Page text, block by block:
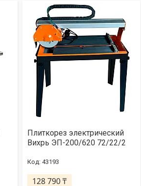
Плиткорез электрический
Вихрь ЭП-200/620 72/22/2
43193
128 790 ₸